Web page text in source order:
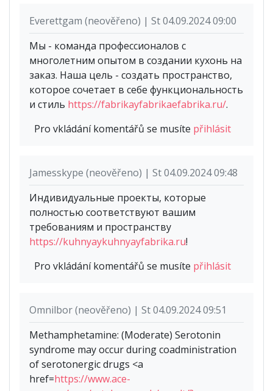
Everettgam (neověřeno) | St 04.09.2024 09:00
Мы - команда профессионалов с
многолетним опытом в создании кухонь на
заказ. Наша цель - создать пространство,
которое сочетает в себе функциональность
и стиль https://fabrikayfabrikaefabrika.ru/.
Pro vkládání komentářů se musíte přihlásit
Jamesskype (neověřeno) | St 04.09.2024 09:48
Индивидуальные проекты, которые
полностью соответствуют вашим
требованиям и пространству
https://kuhnyaykuhnyayfabrika.ru!
Pro vkládání komentářů se musíte přihlásit
Omnilbor (neověřeno) | St 04.09.2024 09:51
Methamphetamine: (Moderate) Serotonin
syndrome may occur during coadministration
of serotonergic drugs <a
href=https://www.ace-